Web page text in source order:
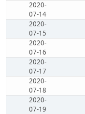
2020-
07-14
2020-
07-15
2020-
07-16
2020-
07-17
2020-
07-18
2020-
07-19